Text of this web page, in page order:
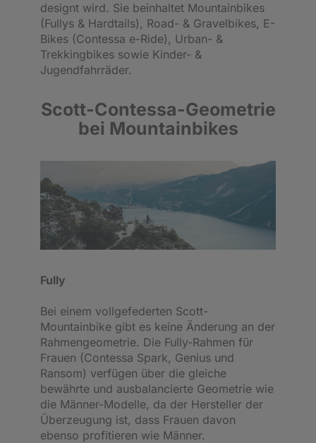
designt wird. Sie beinhaltet Mountainbikes
(Fullys & Hardtails), Road- & Gravelbikes, E-
Bikes (Contessa e-Ride), Urban- &
Trekkingbikes sowie Kinder- &
Jugendfahrräder.
Scott-Contessa-Geometrie
bei Mountainbikes
Fully
Bei einem vollgefederten Scott-
Mountainbike gibt es keine Änderung an der
Rahmengeometrie. Die Fully-Rahmen für
Frauen (Contessa Spark, Genius und
Ransom) verfügen über die gleiche
bewährte und ausbalancierte Geometrie wie
die Männer-Modelle, da der Hersteller der
Überzeugung ist, dass Frauen davon
ebenso profitieren wie Männer.